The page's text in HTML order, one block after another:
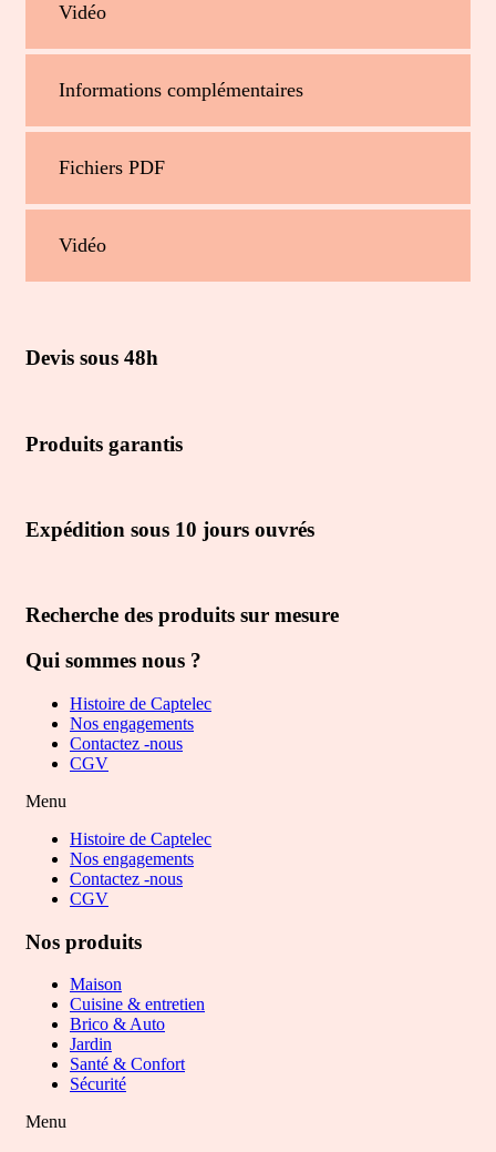
Vidéo
Informations complémentaires
Fichiers PDF
Vidéo
Devis sous 48h
Produits garantis
Expédition sous 10 jours ouvrés
Recherche des produits sur mesure
Qui sommes nous ?
Histoire de Captelec
Nos engagements
Contactez -nous
CGV
Menu
Histoire de Captelec
Nos engagements
Contactez -nous
CGV
Nos produits
Maison
Cuisine & entretien
Brico & Auto
Jardin
Santé & Confort
Sécurité
Menu